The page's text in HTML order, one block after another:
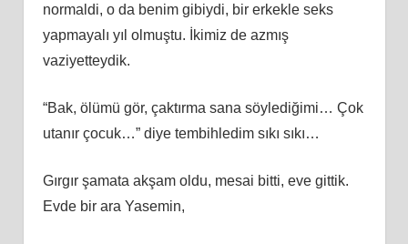
normaldi, o da benim gibiydi, bir erkekle seks
yapmayalı yıl olmuştu. İkimiz de azmış
vaziyetteydik.
“Bak, ölümü gör, çaktırma sana söylediğimi… Çok
utanır çocuk…” diye tembihledim sıkı sıkı…
Gırgır şamata akşam oldu, mesai bitti, eve gittik.
Evde bir ara Yasemin,